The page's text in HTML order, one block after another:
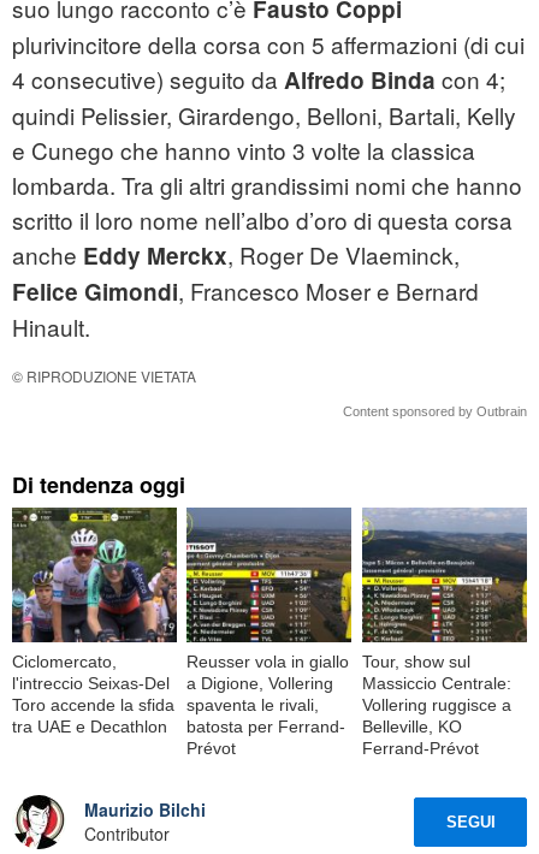
suo lungo racconto c’è Fausto Coppi
plurivincitore della corsa con 5 affermazioni (di cui
4 consecutive) seguito da Alfredo Binda con 4;
quindi Pelissier, Girardengo, Belloni, Bartali, Kelly
e Cunego che hanno vinto 3 volte la classica
lombarda. Tra gli altri grandissimi nomi che hanno
scritto il loro nome nell’albo d’oro di questa corsa
anche Eddy Merckx, Roger De Vlaeminck,
Felice Gimondi, Francesco Moser e Bernard
Hinault.
© RIPRODUZIONE VIETATA
Content sponsored by Outbrain
Di tendenza oggi
Ciclomercato,
l'intreccio Seixas-Del
Toro accende la sfida
tra UAE e Decathlon
Reusser vola in giallo
a Digione, Vollering
spaventa le rivali,
batosta per Ferrand-
Prévot
Tour, show sul
Massiccio Centrale:
Vollering ruggisce a
Belleville, KO
Ferrand-Prévot
Maurizio Bilchi
Contributor
SEGUI